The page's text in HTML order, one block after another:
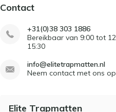
Contact
+31(0)38 303 1886
Bereikbaar van 9:00 tot
15:30
info@elitetrapmatten.nl
Neem contact met ons
Elite Trapmatten